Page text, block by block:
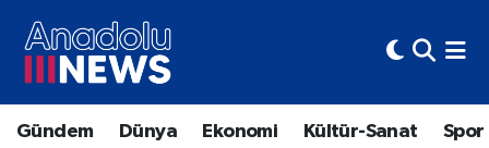
Gündem Dünya Ekonomi Kültür-Sanat Spor
Hava Durumu
Trafik Durumu